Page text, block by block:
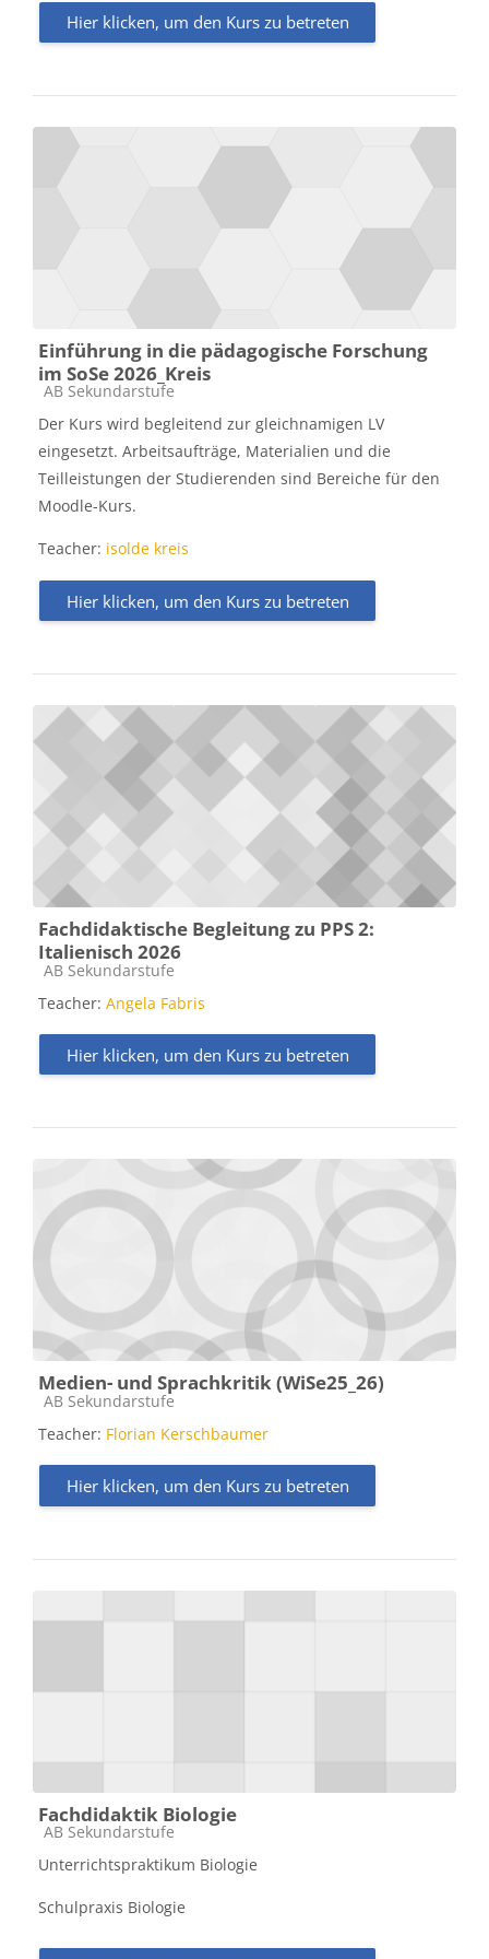
Hier klicken, um den Kurs zu betreten
Einführung in die pädagogische Forschung
im SoSe 2026_Kreis
Kursbereich
AB Sekundarstufe
Der Kurs wird begleitend zur gleichnamigen LV
eingesetzt. Arbeitsaufträge, Materialien und die
Teilleistungen der Studierenden sind Bereiche für den
Moodle-Kurs.
Teacher: isolde kreis
Hier klicken, um den Kurs zu betreten
Fachdidaktische Begleitung zu PPS 2:
Italienisch 2026
Kursbereich
AB Sekundarstufe
Teacher: Angela Fabris
Hier klicken, um den Kurs zu betreten
Medien- und Sprachkritik (WiSe25_26)
Kursbereich
AB Sekundarstufe
Teacher: Florian Kerschbaumer
Hier klicken, um den Kurs zu betreten
Fachdidaktik Biologie
Kursbereich
AB Sekundarstufe
Unterrichtspraktikum Biologie
Schulpraxis Biologie